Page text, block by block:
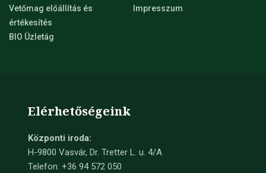
Vetőmag előállítás és
értékesítés
BIO Üzletág
Impresszum
Elérhetőségeink
Központi iroda:
H-9800 Vasvár, Dr. Tretter L. u. 4/A
Telefon: +36 94 572 050